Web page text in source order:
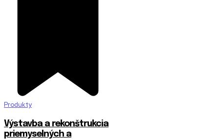
Produkty
Výstavba a rekonštrukcia
priemyselných a